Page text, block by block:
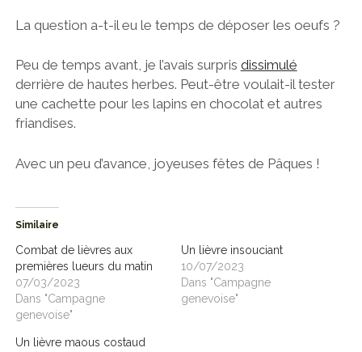
La question a-t-il eu le temps de déposer les oeufs ?
Peu de temps avant, je l’avais surpris dissimulé
derrière de hautes herbes. Peut-être voulait-il tester
une cachette pour les lapins en chocolat et autres
friandises.
Avec un peu d’avance, joyeuses fêtes de Pâques !
Similaire
Combat de lièvres aux
premières lueurs du matin
07/03/2023
Dans "Campagne
genevoise"
Un lièvre insouciant
10/07/2023
Dans "Campagne
genevoise"
Un lièvre maous costaud